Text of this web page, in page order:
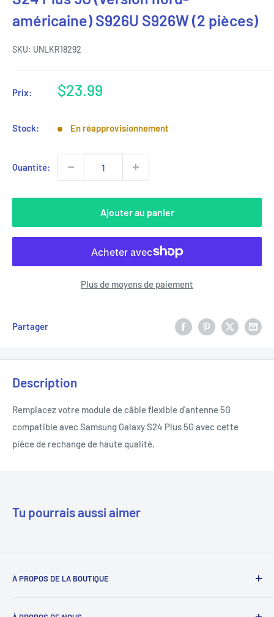
américaine) S926U S926W (2 pièces)
SKU: UNLKR18292
Prix:
Prix
$23.99
Stock: En réapprovisionnement
Quantité:
Ajouter au panier
Plus de moyens de paiement
Partager
Description
Remplacez votre module de câble flexible d'antenne 5G
compatible avec Samsung Galaxy S24 Plus 5G avec cette
pièce de rechange de haute qualité.
Tu pourrais aussi aimer
À PROPOS DE LA BOUTIQUE